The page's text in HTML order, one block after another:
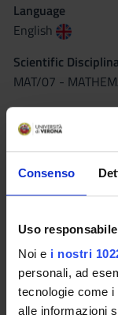
Consenso
Uso
Noi e i nostri
personali, ad
tecnologie come
alle informazioni
Language
English
Scientific
MAT/07 -
Period
II sem. dal Mar 2,
Seminars 0
Learning
We deal with
the cradle of much
opportunity
to reflect on the